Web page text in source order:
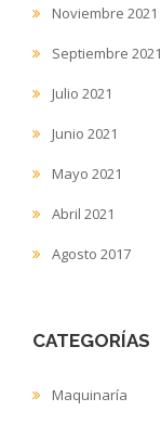
Noviembre 2021
Septiembre 2021
Julio 2021
Junio 2021
Mayo 2021
Abril 2021
Agosto 2017
CATEGORÍAS
Maquinaría